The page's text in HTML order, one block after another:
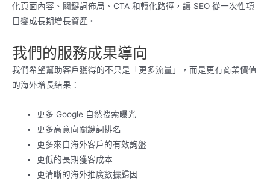
化頁面內容、關鍵詞佈局、CTA 和轉化路徑，讓 SEO 從一次性項
目變成長期增長資產。
我們的服務成果導向
我們希望幫助客戶獲得的不只是「更多流量」，而是更有商業價值
的海外增長結果：
更多 Google 自然搜索曝光
更多高意向關鍵詞排名
更多來自海外客戶的有效詢盤
更低的長期獲客成本
更清晰的海外推廣數據歸因